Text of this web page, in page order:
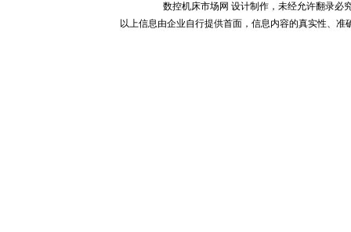
数控机床市场网 设计制作，未经允许翻录必
以上信息由企业自行提供首面，信息内容的真实性、